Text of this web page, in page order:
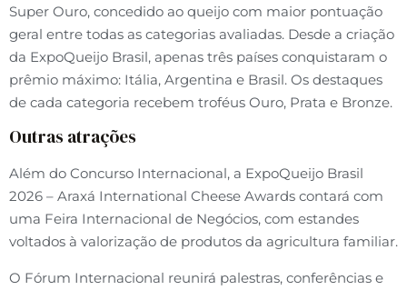
Super Ouro, concedido ao queijo com maior pontuação
geral entre todas as categorias avaliadas. Desde a criação
da ExpoQueijo Brasil, apenas três países conquistaram o
prêmio máximo: Itália, Argentina e Brasil. Os destaques
de cada categoria recebem troféus Ouro, Prata e Bronze.
Outras atrações
Além do Concurso Internacional, a ExpoQueijo Brasil
2026 – Araxá International Cheese Awards contará com
uma Feira Internacional de Negócios, com estandes
voltados à valorização de produtos da agricultura familiar.
O Fórum Internacional reunirá palestras, conferências e